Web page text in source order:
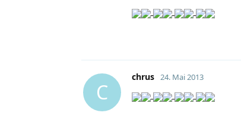
C
chrus 24. Mai 2013